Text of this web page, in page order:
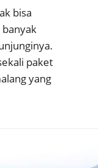
bisa
paket
yang